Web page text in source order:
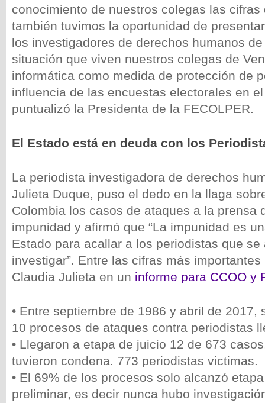
conocimiento de nuestros colegas las cifras
también tuvimos la oportunidad de
los investigadores de derechos humanos
situación que viven nuestros colegas de
informática como medida de protección de
influencia de las encuestas electorales en el
puntualizó la Presidenta de la FECOLPER.
El Estado está en deuda con los
La periodista investigadora de derechos
Julieta Duque, puso el dedo en la llaga
Colombia los casos de ataques a la prensa
impunidad y afirmó que “La impunidad es
Estado para acallar a los periodistas que se
investigar”. Entre las cifras más
Claudia Julieta en un informe para CCOO y
• Entre septiembre de 1986 y abril de 2017,
10 procesos de ataques contra periodistas
• Llegaron a etapa de juicio 12 de 673
tuvieron condena. 773 periodistas victimas.
• El 69% de los procesos solo alcanzó
preliminar, es decir nunca hubo